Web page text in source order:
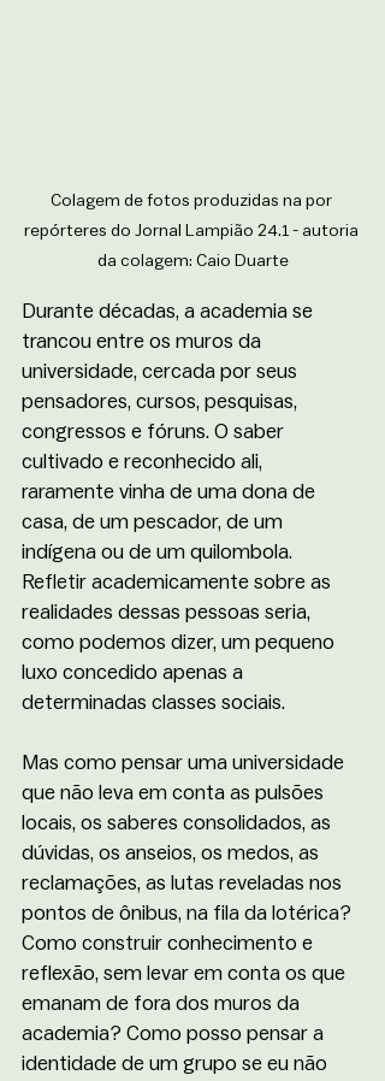
Colagem de fotos produzidas na por
repórteres do Jornal Lampião 24.1 - autoria
da colagem: Caio Duarte
Durante décadas, a academia se
trancou entre os muros da
universidade, cercada por seus
pensadores, cursos, pesquisas,
congressos e fóruns. O saber
cultivado e reconhecido ali,
raramente vinha de uma dona de
casa, de um pescador, de um
indígena ou de um quilombola.
Refletir academicamente sobre as
realidades dessas pessoas seria,
como podemos dizer, um pequeno
luxo concedido apenas a
determinadas classes sociais.
Mas como pensar uma universidade
que não leva em conta as pulsões
locais, os saberes consolidados, as
dúvidas, os anseios, os medos, as
reclamações, as lutas reveladas nos
pontos de ônibus, na fila da lotérica?
Como construir conhecimento e
reflexão, sem levar em conta os que
emanam de fora dos muros da
academia? Como posso pensar a
identidade de um grupo se eu não